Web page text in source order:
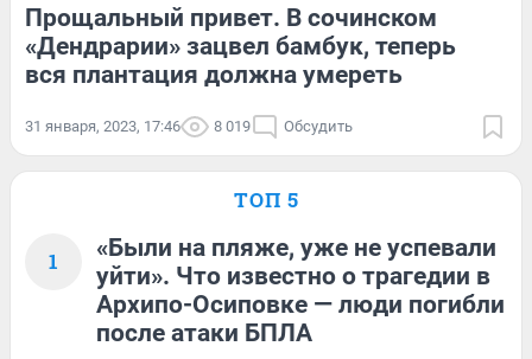
Прощальный привет. В сочинском
«Дендрарии» зацвел бамбук, теперь
вся плантация должна умереть
31 января, 2023, 17:46 8 019 Обсудить
ТОП 5
1
«Были на пляже, уже не успевали
уйти». Что известно о трагедии в
Архипо-Осиповке — люди погибли
после атаки БПЛА